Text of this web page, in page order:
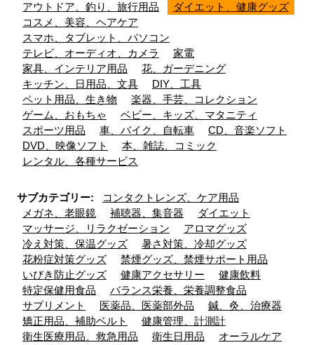
アウトドア、釣り、旅行用品
ダイエット、健康グッズ
コスメ、美容、ヘアケア
スマホ、タブレット、パソコン
テレビ、オーディオ、カメラ
家電
家具、インテリア用品
花、ガーデニング
キッチン、日用品、文具
DIY、工具
ペット用品、生き物
楽器、手芸、コレクション
ゲーム、おもちゃ
ベビー、キッズ、マタニティ
スポーツ用品
車、バイク、自転車
CD、音楽ソフト
DVD、映像ソフト
本、雑誌、コミック
レンタル、各種サービス
サブカテゴリー:
コンタクトレンズ、ケア用品
メガネ、老眼鏡
補聴器、集音器
ダイエット
マッサージ、リラクゼーション
アロマグッズ
冷え対策、保温グッズ
暑さ対策、冷却グッズ
花粉症対策グッズ
禁煙グッズ、禁煙サポート用品
いびき防止グッズ
健康アクセサリー
健康飲料
特定保健用食品
バランス栄養、栄養調整食品
サプリメント
医薬品、医薬部外品
鍼、灸、治療器
矯正用品、補助ベルト
健康管理、計測計
衛生医療用品、救急用品
衛生日用品
オーラルケア